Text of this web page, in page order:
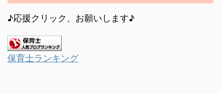
♪応援クリック、お願いします♪
保育士ランキング